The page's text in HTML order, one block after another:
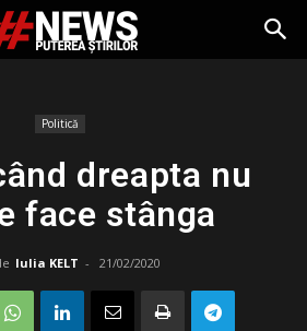
Politică
dreapta nu
face stânga
Iulia KELT - 21/02/2020